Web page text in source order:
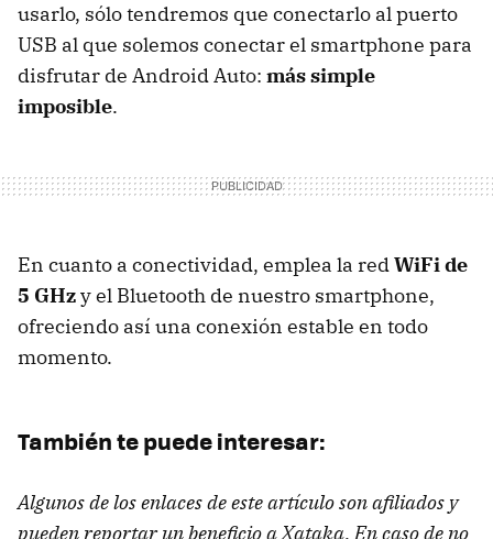
usarlo, sólo tendremos que conectarlo al puerto
USB al que solemos conectar el smartphone para
disfrutar de Android Auto: más simple
imposible.
En cuanto a conectividad, emplea la redWiFi de
5 GHzy el Bluetooth de nuestro smartphone,
ofreciendo así una conexión estable en todo
momento.
También te puede interesar:
Algunos de los enlaces de este artículo son afiliados y
pueden reportar un beneficio a Xataka. En caso de no